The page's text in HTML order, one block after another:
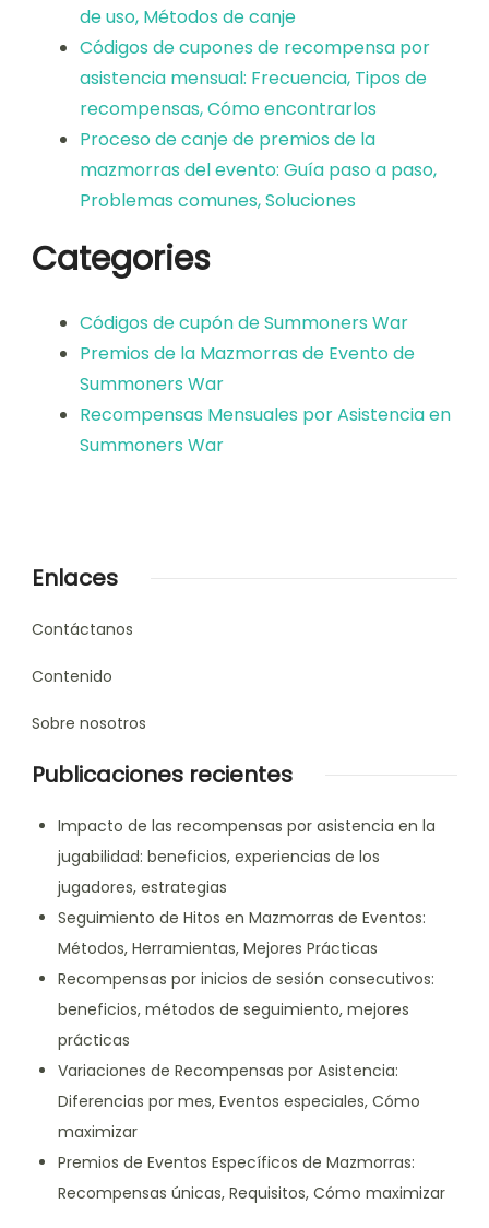
de uso, Métodos de canje
Códigos de cupones de recompensa por
asistencia mensual: Frecuencia, Tipos de
recompensas, Cómo encontrarlos
Proceso de canje de premios de la
mazmorras del evento: Guía paso a paso,
Problemas comunes, Soluciones
Categories
Códigos de cupón de Summoners War
Premios de la Mazmorras de Evento de
Summoners War
Recompensas Mensuales por Asistencia en
Summoners War
Enlaces
Contáctanos
Contenido
Sobre nosotros
Publicaciones recientes
Impacto de las recompensas por asistencia en la
jugabilidad: beneficios, experiencias de los
jugadores, estrategias
Seguimiento de Hitos en Mazmorras de Eventos:
Métodos, Herramientas, Mejores Prácticas
Recompensas por inicios de sesión consecutivos:
beneficios, métodos de seguimiento, mejores
prácticas
Variaciones de Recompensas por Asistencia:
Diferencias por mes, Eventos especiales, Cómo
maximizar
Premios de Eventos Específicos de Mazmorras:
Recompensas únicas, Requisitos, Cómo maximizar